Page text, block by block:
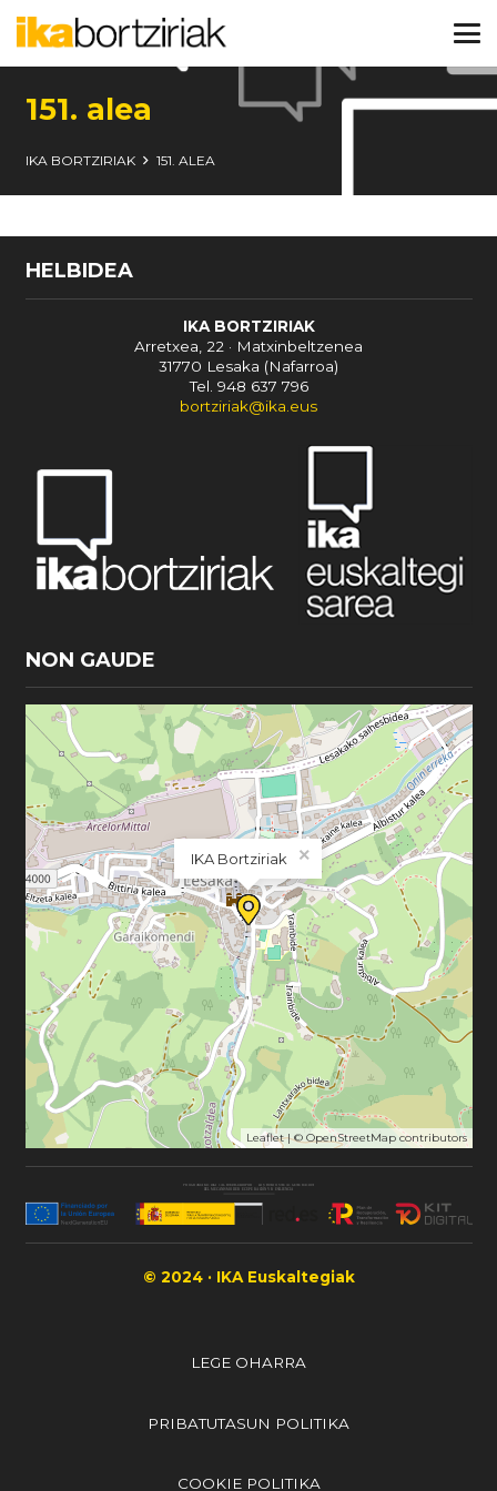
151. alea
IKA BORTZIRIAK 151. ALEA
HELBIDEA
IKA BORTZIRIAK
Arretxea, 22 · Matxinbeltzenea
31770 Lesaka (Nafarroa)
Tel. 948 637 796
bortziriak@ika.eus
NON GAUDE
IKA Bortziriak ×
Leaflet| © OpenStreetMapcontributors
© 2024 · IKA Euskaltegiak
LEGE OHARRA
PRIBATUTASUN POLITIKA
COOKIE POLITIKA